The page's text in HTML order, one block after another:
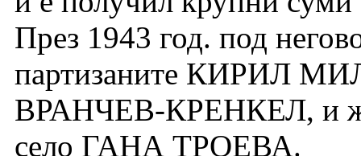
През 1943 год. под
партизаните КИРИЛ
ВРАНЧЕВ-КРЕНКЕЛ, и
село ГАНА ТРОЕВА.